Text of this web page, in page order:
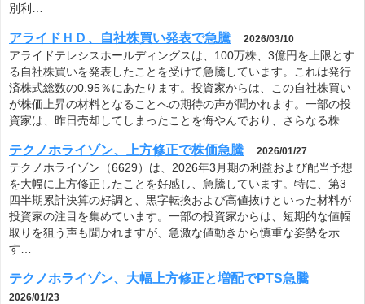
別利…
アライドＨＤ、自社株買い発表で急騰 2026/03/10
アライドテレシスホールディングスは、100万株、3億円を上限とす
る自社株買いを発表したことを受けて急騰しています。これは発行
済株式総数の0.95％にあたります。投資家からは、この自社株買い
が株価上昇の材料となることへの期待の声が聞かれます。一部の投
資家は、昨日売却してしまったことを悔やんでおり、さらなる株…
テクノホライゾン、上方修正で株価急騰 2026/01/27
テクノホライゾン（6629）は、2026年3月期の利益および配当予想
を大幅に上方修正したことを好感し、急騰しています。特に、第3
四半期累計決算の好調と、黒字転換および高値抜けといった材料が
投資家の注目を集めています。一部の投資家からは、短期的な値幅
取りを狙う声も聞かれますが、急激な値動きから慎重な姿勢を示
す…
テクノホライゾン、大幅上方修正と増配でPTS急騰
2026/01/23